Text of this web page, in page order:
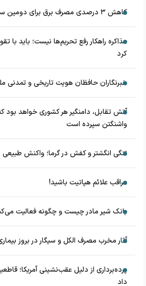
کاهش ۳ درصدی مصرف برق برای دومین سال متوالی
مذاکره راهکار رفع تحریم‌ها نیست؛ باید با
کرد
خبرنگاران حافظان هویت تاریخی و تمدنی
آتش تقابل، دامنگیر هر کشوری خواهد بود
واشنگتن سپرده است
تنگی انگشتر و کفش در گرما؛ واکنش
مراقب علائم هپاتیت باشید!
بانک شیر مادر چیست و چگونه فعالیت
آثار مخرب مصرف الکل و سیگار در بروز
پرده‌برداری از دلیل عقب‌نشینی آمریکا؛
داد